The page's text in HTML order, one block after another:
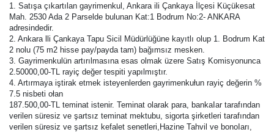
1. Satışa çıkartılan gayrimenkul, Ankara ili Çankaya İlçesi Küçükesat
Mah. 2530 Ada 2 Parselde bulunan Kat:1 Bodrum No:2- ANKARA
adresindedir.
2. Ankara lli Çankaya Tapu Sicil Müdürlüğüne kayıtlı olup 1. Bodrum Kat
2 nolu (75 m2 hisse pay/payda tam) bağımsız mesken.
3. Gayrimenkulün artırılmasına esas olmak üzere Satış Komisyonunca
2.50000,00-TL rayiç değer tespiti yapılmıştır.
4. Artırmaya iştirak etmek isteyenlerden gayrimenkułun rayiç değerin %
7.5 nisbeti ołan
187.500,00-TL teminat istenir. Teminat olarak para, bankaIar tarafından
verilen süresiz ve şartsız teminat mektubu, sigorta şirketleri tarafından
verilen süresiz ve şartsız kefalet senetleri,Hazine Tahvil ve bonoIarı,